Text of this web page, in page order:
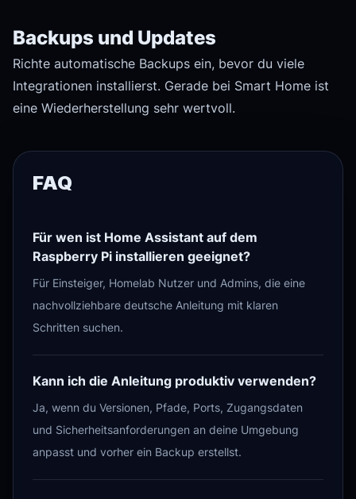
Backups und Updates
Richte automatische Backups ein, bevor du viele
Integrationen installierst. Gerade bei Smart Home ist
eine Wiederherstellung sehr wertvoll.
FAQ
Für wen ist Home Assistant auf dem
Raspberry Pi installieren geeignet?
Für Einsteiger, Homelab Nutzer und Admins, die eine
nachvollziehbare deutsche Anleitung mit klaren
Schritten suchen.
Kann ich die Anleitung produktiv verwenden?
Ja, wenn du Versionen, Pfade, Ports, Zugangsdaten
und Sicherheitsanforderungen an deine Umgebung
anpasst und vorher ein Backup erstellst.